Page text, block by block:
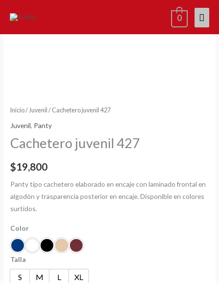
0
Inicio/Juvenil / Cachetero juvenil 427
Juvenil, Panty
Cachetero juvenil 427
$19,800
Panty tipo cachetero elaborado en encaje con laminado frontal en
algodón y trasparencia posterior en encaje. Disponible en colores
surtidos.
Color
Talla
S M L XL
Cachetero